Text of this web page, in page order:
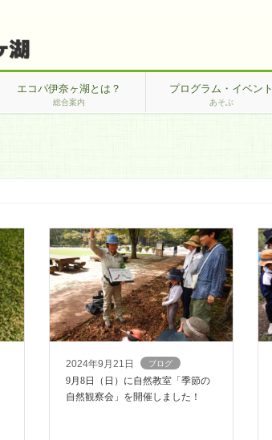
エコパ伊奈ヶ湖とは？
総合案内
プログラム・イベント
あそぶ
2024年9月21日 ブログ
9月8日（日）に自然教室「季節の
自然観察会」を開催しました！